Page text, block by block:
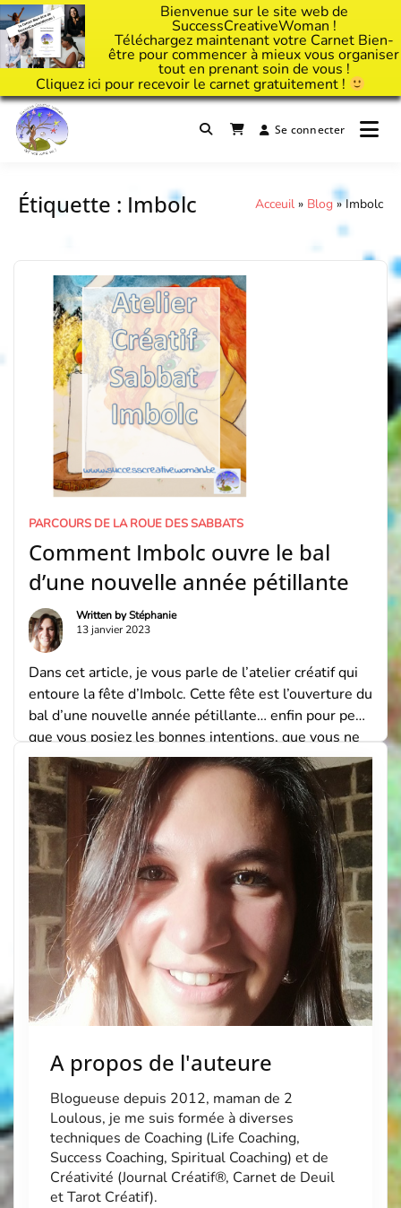
Bienvenue sur le site web de
SuccessCreativeWoman !
Téléchargez maintenant votre Carnet Bien-
être pour commencer à mieux vous organiser
tout en prenant soin de vous !
Cliquez ici pour recevoir le carnet gratuitement !
Passer
contenu
Il est temps d'ART'ivez votre vie !Se connecter
Étiquette : Imbolc Acceuil » Blog»Imbolc
PARCOURS DE LA ROUE DES SABBATS
Comment Imbolc ouvre le bal
d’une nouvelle année pétillante
Written byStéphanie
13 janvier 2023
Dans cet article, je vous parle de l’atelier créatif qui
entoure la fête d’Imbolc. Cette fête est l’ouverture du
bal d’une nouvelle année pétillante… enfin pour peu
que vous posiez les bonnes intentions, que vous ne
vous trompiez pas de projets et que vous vous
écoutiez VRAIMENT ! Le Sabbat d’Imbolc Ce Sabbat
est une […]
A propos de l'auteure
Blogueuse depuis 2012, maman de 2
Loulous, je me suis formée à diverses
techniques de Coaching (Life Coaching,
Success Coaching, Spiritual Coaching) et de
Créativité (Journal Créatif®, Carnet de Deuil
et Tarot Créatif).